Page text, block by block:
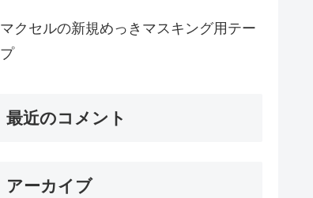
マクセルの新規めっきマスキング用テー
プ
最近のコメント
アーカイブ